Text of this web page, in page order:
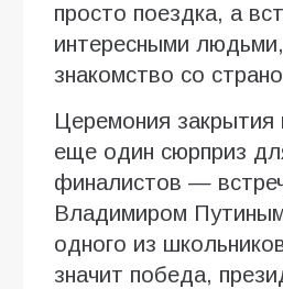
просто поездка, а
интересными
знакомство со
Церемония закрытия
еще один сюрприз
финалистов —
Владимиром
одного из
значит победа,